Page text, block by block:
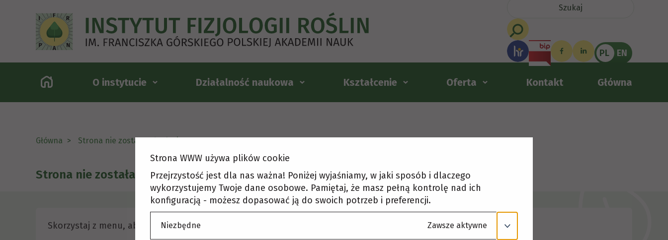
PL EN
O instytucie Działalność naukowa Kształcenie Oferta Kontakt Główna
Główna Strona nie została odnaleziona
Strona nie została odnaleziona
Skorzystaj z menu, aby wybrać inną stronę.
Strona WWW używa plików cookie
Przejrzystość jest dla nas ważna! Poniżej wyjaśniamy, w jaki sposób i dlaczego
wykorzystujemy Twoje dane osobowe. Pamiętaj, że masz pełną kontrolę nad ich
konfiguracją - możesz dopasować ją do swoich potrzeb i preferencji.
Niezbędne Zawsze aktywne